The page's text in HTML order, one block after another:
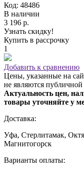
Код: 48486
В наличии
3 196 р.
Узнать скидку!
Купить в рассрочку
1
Добавить к сравнению
Цены, указанные на
не являются
Актуальность цен,
товары уточняйте у
Доставка:
Уфа, Стерлитамак,
Магнитогорск
Варианты оплаты: